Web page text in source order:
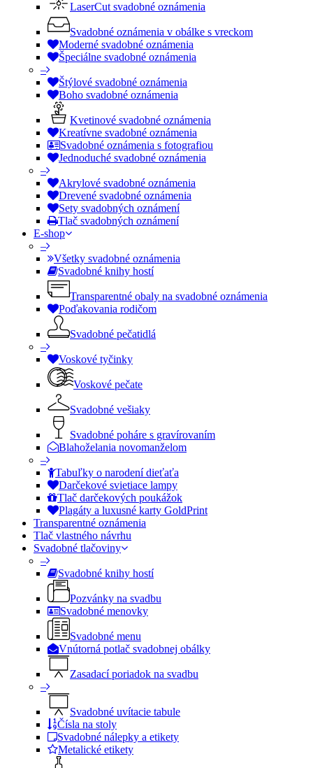
LaserCut svadobné oznámenia
Svadobné oznámenia v obálke s vreckom
Moderné svadobné oznámenia
Špeciálne svadobné oznámenia
–
Štýlové svadobné oznámenia
Boho svadobné oznámenia
Kvetinové svadobné oznámenia
Kreatívne svadobné oznámenia
Svadobné oznámenia s fotografiou
Jednoduché svadobné oznámenia
–
Akrylové svadobné oznámenia
Drevené svadobné oznámenia
Sety svadobných oznámení
Tlač svadobných oznámení
E-shop
–
Všetky svadobné oznámenia
Svadobné knihy hostí
Transparentné obaly na svadobné oznámenia
Poďakovania rodičom
Svadobné pečatidlá
–
Voskové tyčinky
Voskové pečate
Svadobné vešiaky
Svadobné poháre s gravírovaním
Blahoželania novomanželom
–
Tabuľky o narodení dieťaťa
Darčekové svietiace lampy
Tlač darčekových poukážok
Plagáty a luxusné karty GoldPrint
Transparentné oznámenia
Tlač vlastného návrhu
Svadobné tlačoviny
–
Svadobné knihy hostí
Pozvánky na svadbu
Svadobné menovky
Svadobné menu
Vnútorná potlač svadobnej obálky
Zasadací poriadok na svadbu
–
Svadobné uvítacie tabule
Čísla na stoly
Svadobné nálepky a etikety
Metalické etikety